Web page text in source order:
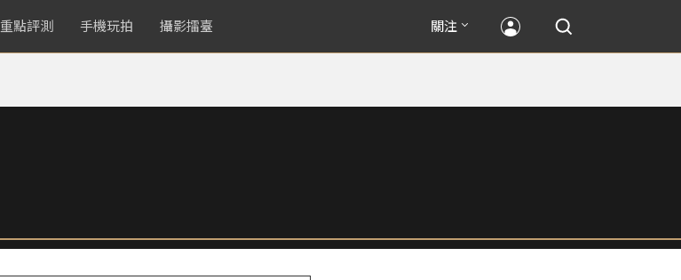
重點評測 手機玩拍 攝影擂臺 關注